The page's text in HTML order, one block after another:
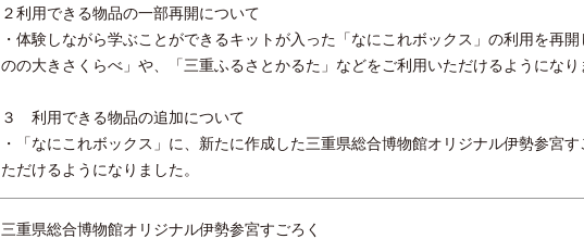
２利用できる物品の一部再開について
・体験しながら学ぶことができるキットが入った「なにこれボックス」の利用を再
のの大きさくらべ」や、「三重ふるさとかるた」などをご利用いただけるようになり
３ 利用できる物品の追加について
・「なにこれボックス」に、新たに作成した三重県総合博物館オリジナル伊勢参宮
ただけるようになりました。
三重県総合博物館オリジナル伊勢参宮すごろく